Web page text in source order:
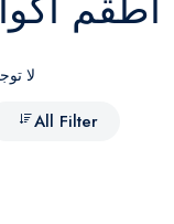
لا
All Filter